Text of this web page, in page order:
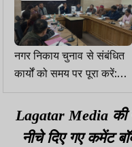
नगर निकाय चुनाव से संबंधित
कार्यों को समय पर पूरा करें:
रामगढ़ डीसी
Lagatar Media
नीचे दिए गए कमेंट